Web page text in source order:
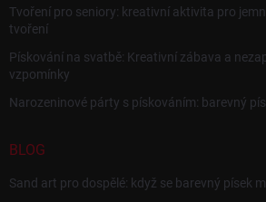
Tvoření pro seniory: kreativní aktivita pro
tvoření
Pískování na svatbě: Kreativní zábava a
vzpomínky
Narozeninové párty s pískováním: barevný
BLOG
Sand art pro dospělé: když se barevný písek